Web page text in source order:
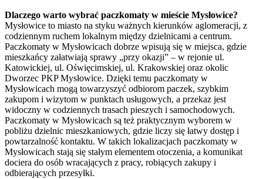
Dlaczego warto wybrać paczkomaty w mieście Mysłowice?
Mysłowice to miasto na styku ważnych kierunków aglomeracji, z
codziennym ruchem lokalnym między dzielnicami a centrum.
Paczkomaty w Mysłowicach dobrze wpisują się w miejsca, gdzie
mieszkańcy załatwiają sprawy „przy okazji” – w rejonie ul.
Katowickiej, ul. Oświęcimskiej, ul. Krakowskiej oraz okolic
Dworzec PKP Mysłowice. Dzięki temu paczkomaty w
Mysłowicach mogą towarzyszyć odbiorom paczek, szybkim
zakupom i wizytom w punktach usługowych, a przekaz jest
widoczny w codziennych trasach pieszych i samochodowych.
Paczkomaty w Mysłowicach są też praktycznym wyborem w
pobliżu dzielnic mieszkaniowych, gdzie liczy się łatwy dostęp i
powtarzalność kontaktu. W takich lokalizacjach paczkomaty w
Mysłowicach stają się stałym elementem otoczenia, a komunikat
dociera do osób wracających z pracy, robiących zakupy i
odbierających przesyłki.